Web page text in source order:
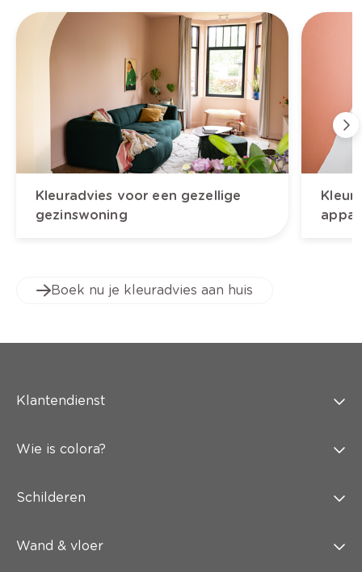
Kleuradvies voor een gezellige
gezinswoning
Boek nu je kleuradvies aan huis
Klantendienst
Wie is colora?
Schilderen
Wand & vloer